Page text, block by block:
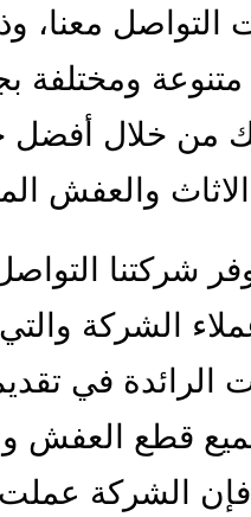
التواصل معنا،
ومختلفة
من خلال أفضل
والعفش
شركتنا
الشركة
الرائدة في
قطع العفش
فإن الشركة